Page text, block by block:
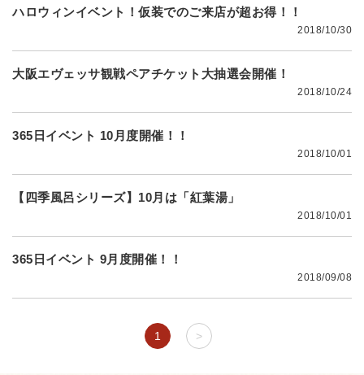
ハロウィンイベント！仮装でのご来店が超お得！！
2018/10/30
大阪エヴェッサ観戦ペアチケット大抽選会開催！
2018/10/24
365日イベント 10月度開催！！
2018/10/01
【四季風呂シリーズ】10月は「紅葉湯」
2018/10/01
365日イベント 9月度開催！！
2018/09/08
1 >